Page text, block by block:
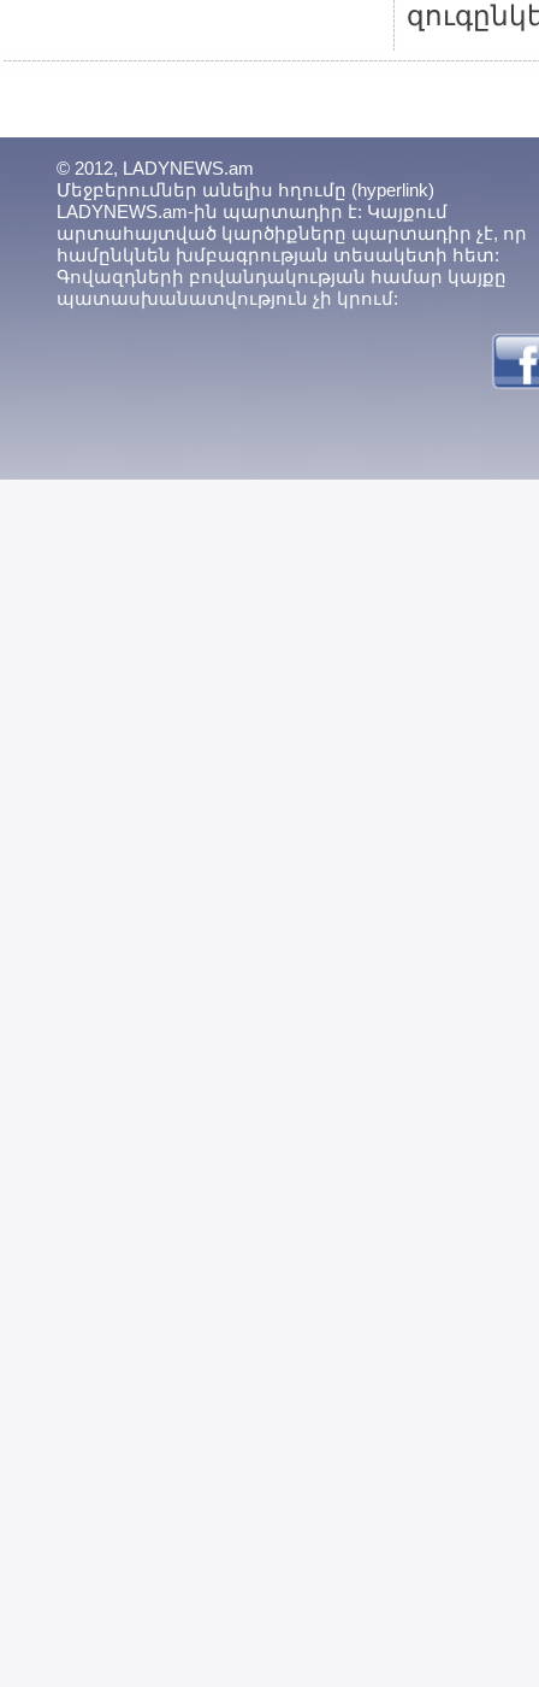
© 2012, LADYNEWS.am
Մեջբերումներ անելիս հղումը (hyperlink)
LADYNEWS.am-ին պարտադիր է: Կայքում
արտահայտված կարծիքները պարտադիր չէ, որ
համընկնեն խմբագրության տեսակետի հետ:
Գովազդների բովանդակության համար կայքը
պատասխանատվություն չի կրում: